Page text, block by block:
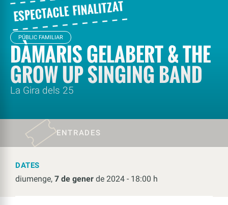
PÚBLIC FAMILIAR
DÀMARIS GELABERT & THE
GROW UP SINGING BAND
La Gira dels 25
ENTRADES
DATES
diumenge, 7 de gener de 2024 - 18:00 h